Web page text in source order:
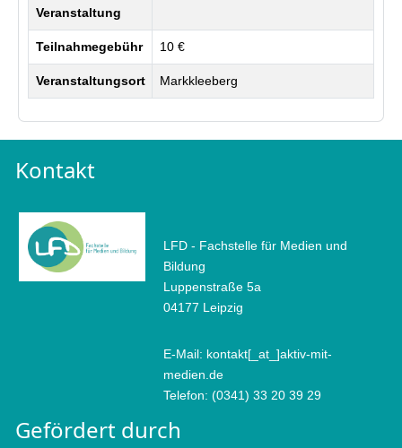
Veranstaltung
Teilnahmegebühr 10 €
Veranstaltungsort Markkleeberg
Kontakt
LFD - Fachstelle für Medien und
Bildung
Luppenstraße 5a
04177 Leipzig
E-Mail: kontakt[_at_]aktiv-mit-
medien.de
Telefon: (0341) 33 20 39 29
Gefördert durch